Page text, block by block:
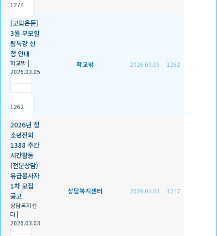
1274
[고립은둔]
3월 부모힐
링특강 신
청 안내
학교밖|
2026.03.05
|
1262
학교밖 2026.03.05 1262
2026년 청
소년전화
1388 주간
시간활동
(전문상담)
유급봉사자
1차 모집
공고
상담복지센
터 |
2026.03.03
|
상담복지센터 2026.03.03 1217